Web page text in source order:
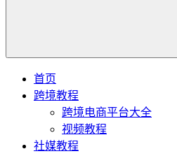
首页
跨境教程
跨境电商平台大全
视频教程
社媒教程